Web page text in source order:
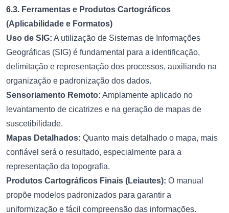
6.3. Ferramentas e Produtos Cartográficos
(Aplicabilidade e Formatos)
Uso de SIG: A utilização de Sistemas de Informações
Geográficas (SIG) é fundamental para a identificação,
delimitação e representação dos processos, auxiliando na
organização e padronização dos dados.
Sensoriamento Remoto: Amplamente aplicado no
levantamento de cicatrizes e na geração de mapas de
suscetibilidade.
Mapas Detalhados: Quanto mais detalhado o mapa, mais
confiável será o resultado, especialmente para a
representação da topografia.
Produtos Cartográficos Finais (Leiautes): O manual
propõe modelos padronizados para garantir a
uniformização e fácil compreensão das informações.